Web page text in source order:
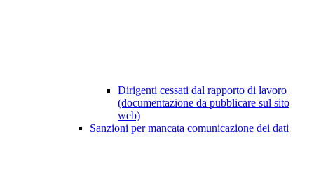
Dirigenti cessati dal rapporto di lavoro
(documentazione da pubblicare sul sito
web)
Sanzioni per mancata comunicazione dei dati